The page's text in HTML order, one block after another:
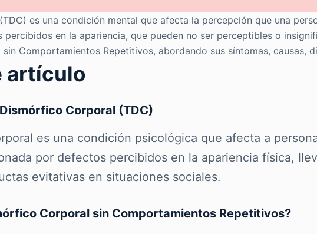
es una condición mental que afecta la percepción que una
en la apariencia, que pueden no ser perceptibles o
Comportamientos Repetitivos, abordando sus síntomas, causas,
artículo
Corporal (TDC)
es una condición psicológica que afecta a
por defectos percibidos en la apariencia física,
evitativas en situaciones sociales.
Corporal sin Comportamientos Repetitivos?